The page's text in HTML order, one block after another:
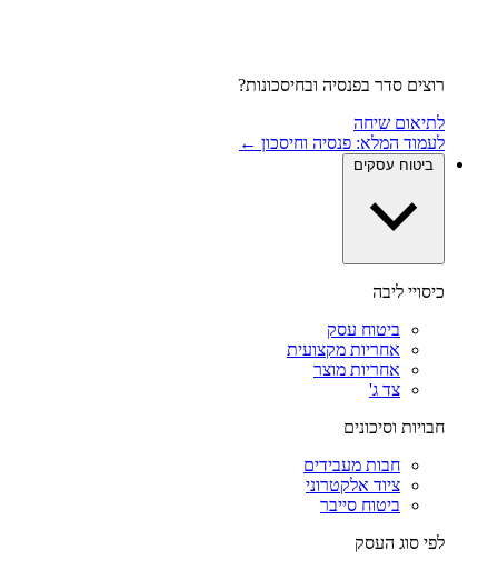
רוצים סדר בפנסיה ובחיסכונות?
לתיאום שיחה
לעמוד המלא: פנסיה וחיסכון ←
ביטוח עסקים
כיסויי ליבה
ביטוח עסק
אחריות מקצועית
אחריות מוצר
צד ג'
חבויות וסיכונים
חבות מעבידים
ציוד אלקטרוני
ביטוח סייבר
לפי סוג העסק